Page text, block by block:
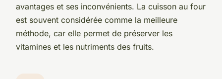
avantages et ses inconvénients. La cuisson au four
est souvent considérée comme la meilleure
méthode, car elle permet de préserver les
vitamines et les nutriments des fruits.